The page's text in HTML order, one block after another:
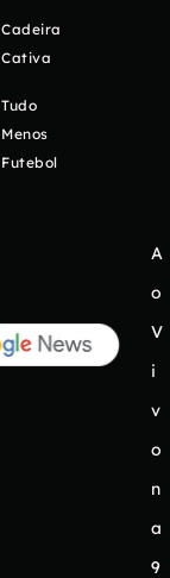
Cadeira
Cativa
Tudo
Menos
Futebol
A
o
V
i
v
o
n
a
9